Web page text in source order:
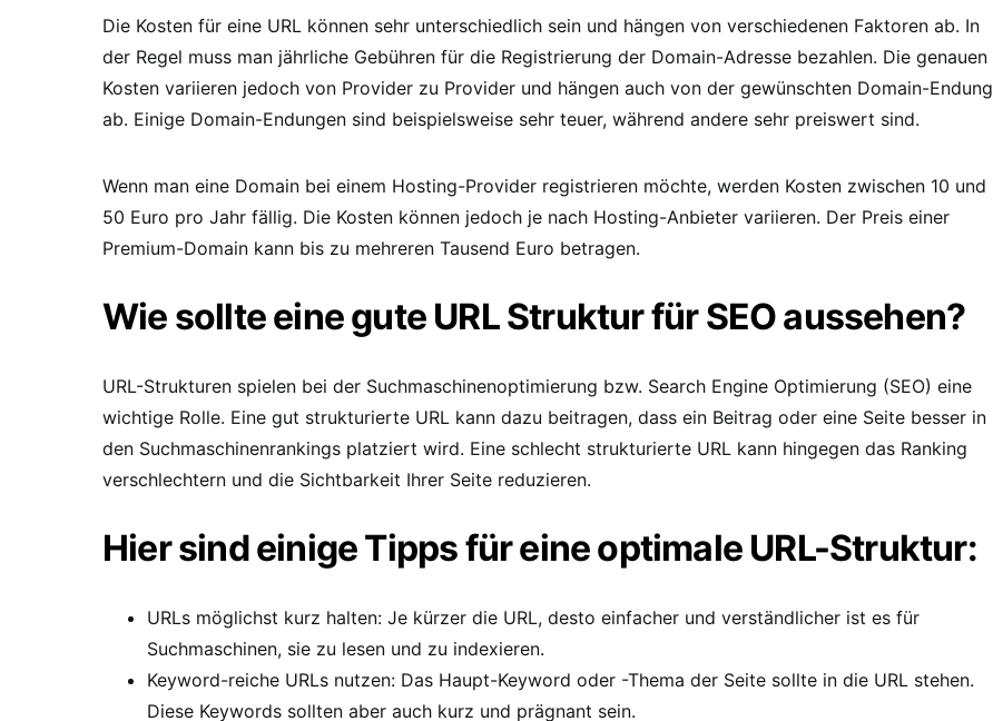
Die Kosten für eine URL können sehr unterschiedlich sein und hängen von verschiedenen Faktoren ab. In
der Regel muss man jährliche Gebühren für die Registrierung der Domain-Adresse bezahlen. Die genauen
Kosten variieren jedoch von Provider zu Provider und hängen auch von der gewünschten Domain-Endung
ab. Einige Domain-Endungen sind beispielsweise sehr teuer, während andere sehr preiswert sind.
Wenn man eine Domain bei einem Hosting-Provider registrieren möchte, werden Kosten zwischen 10 und
50 Euro pro Jahr fällig. Die Kosten können jedoch je nach Hosting-Anbieter variieren. Der Preis einer
Premium-Domain kann bis zu mehreren Tausend Euro betragen.
Wie sollte eine gute URL Struktur für SEO aussehen?
URL-Strukturen spielen bei der Suchmaschinenoptimierung bzw. Search Engine Optimierung (SEO) eine
wichtige Rolle. Eine gut strukturierte URL kann dazu beitragen, dass ein Beitrag oder eine Seite besser in
den Suchmaschinenrankings platziert wird. Eine schlecht strukturierte URL kann hingegen das Ranking
verschlechtern und die Sichtbarkeit Ihrer Seite reduzieren.
Hier sind einige Tipps für eine optimale URL-Struktur:
URLs möglichst kurz halten: Je kürzer die URL, desto einfacher und verständlicher ist es für
Suchmaschinen, sie zu lesen und zu indexieren.
Keyword-reiche URLs nutzen: Das Haupt-Keyword oder -Thema der Seite sollte in die URL stehen.
Diese Keywords sollten aber auch kurz und prägnant sein.